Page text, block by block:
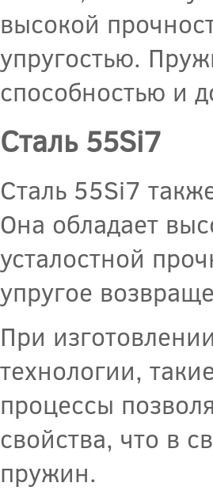
высокой
упругостью.
способностью и
Сталь 55Si7
Сталь 55Si7
Она обладает
усталостной
упругое
При
технологии,
процессы
свойства, что в
пружин.